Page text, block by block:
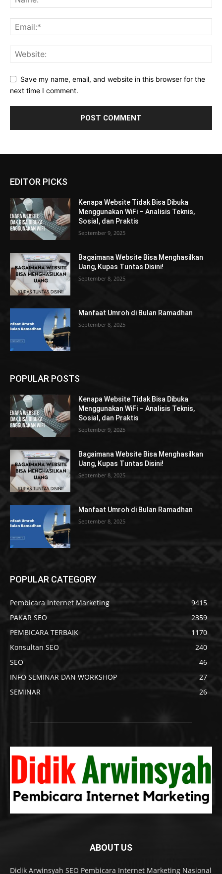
Save my name, email, and website in this browser for the
next time I comment.
EDITOR PICKS
Kenapa Website Tidak Bisa Dibuka
Menggunakan WiFi – Analisis Teknis,
Sosial, dan Praktis
September 9, 2025
Bagaimana Website Bisa Menghasilkan
Uang, Kupas Tuntas Disini!
September 8, 2025
Manfaat Umroh di Bulan Ramadhan
September 8, 2025
POPULAR POSTS
Kenapa Website Tidak Bisa Dibuka
Menggunakan WiFi – Analisis Teknis,
Sosial, dan Praktis
September 9, 2025
Bagaimana Website Bisa Menghasilkan
Uang, Kupas Tuntas Disini!
September 8, 2025
Manfaat Umroh di Bulan Ramadhan
September 8, 2025
POPULAR CATEGORY
Pembicara Internet Marketing
9415
PAKAR SEO
2359
PEMBICARA TERBAIK
1170
Konsultan SEO
240
SEO
46
INFO SEMINAR DAN WORKSHOP
27
SEMINAR
26
ABOUT US
Didik Arwinsyah SEO Pembicara Internet Marketing Nasional